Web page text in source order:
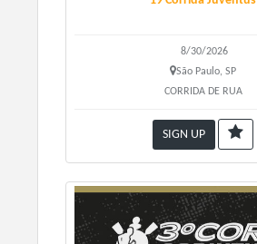
Data, local e horário a definir.
8/30/2026
São Paulo, SP
CORRIDA DE RUA
SIGN UP